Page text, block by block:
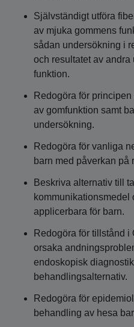
Självständigt utföra
av mjuka gommens
sådan undersökning i
och resultatet av
funktion.
Redogöra för
av gomfunktion samt
undersökning.
Redogöra för vanliga
barn med påverkan på
Beskriva alternativ till
kommunikationsmedel
applicerbara för barn.
Redogöra för tillstånd i
orsaka
endoskopisk
behandlingsalternativ.
Redogöra för
behandling av hesa